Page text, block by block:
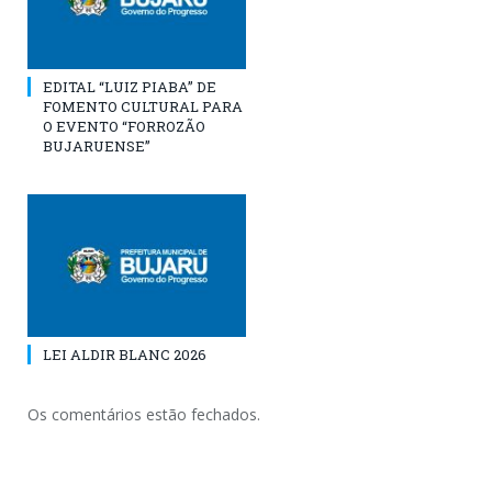
EDITAL “LUIZ PIABA” DE
FOMENTO CULTURAL PARA
O EVENTO “FORROZÃO
BUJARUENSE”
LEI ALDIR BLANC 2026
Os comentários estão fechados.